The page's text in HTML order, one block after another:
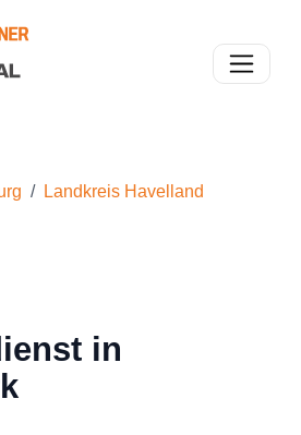
Toggle
Landkreis Havelland
in